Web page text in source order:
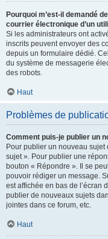
Pourquoi m’est-il demandé
courrier électronique d’un
Si les administrateurs ont
inscrits peuvent envoyer des
depuis un formulaire dédié.
du système de messagerie
des robots.
Haut
Problèmes de
Comment puis-je publier un
Pour publier un nouveau
sujet ». Pour publier une
bouton « Répondre ». Il se
pouvoir rédiger un message.
est affichée en bas de l’écran
publier de nouveaux sujets
jointes dans ce forum, etc.
Haut